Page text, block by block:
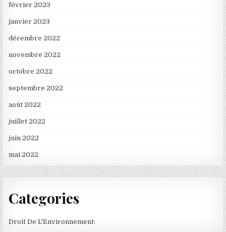
février 2023
janvier 2023
décembre 2022
novembre 2022
octobre 2022
septembre 2022
août 2022
juillet 2022
juin 2022
mai 2022
Categories
Droit De L'Environnement: